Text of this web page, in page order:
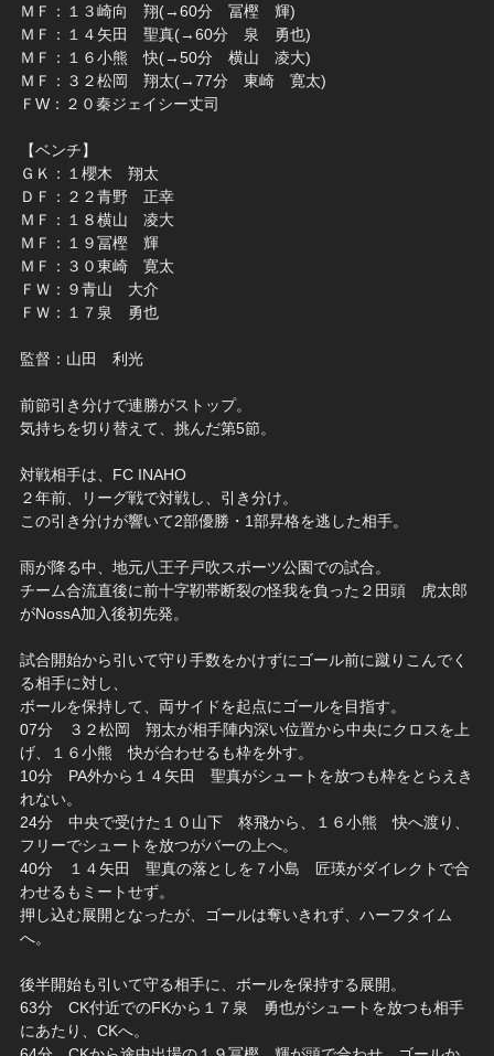
ＭＦ：１３崎向 翔(→60分 冨樫 輝)
ＭＦ：１４矢田 聖真(→60分 泉 勇也)
ＭＦ：１６小熊 快(→50分 横山 凌大)
ＭＦ：３２松岡 翔太(→77分 東崎 寛太)
ＦW：２０秦ジェイシー丈司
【ベンチ】
ＧＫ：１櫻木 翔太
ＤＦ：２２青野 正幸
ＭＦ：１８横山 凌大
ＭＦ：１９冨樫 輝
ＭＦ：３０東崎 寛太
ＦＷ：９青山 大介
ＦＷ：１７泉 勇也
監督：山田 利光
前節引き分けで連勝がストップ。
気持ちを切り替えて、挑んだ第5節。
対戦相手は、FC INAHO
２年前、リーグ戦で対戦し、引き分け。
この引き分けが響いて2部優勝・1部昇格を逃した相手。
雨が降る中、地元八王子戸吹スポーツ公園での試合。
チーム合流直後に前十字靭帯断裂の怪我を負った２田頭 虎太郎
がNossA加入後初先発。
試合開始から引いて守り手数をかけずにゴール前に蹴りこんでく
る相手に対し、
ボールを保持して、両サイドを起点にゴールを目指す。
07分 ３２松岡 翔太が相手陣内深い位置から中央にクロスを上
げ、１６小熊 快が合わせるも枠を外す。
10分 PA外から１４矢田 聖真がシュートを放つも枠をとらえき
れない。
24分 中央で受けた１０山下 柊飛から、１６小熊 快へ渡り、
フリーでシュートを放つがバーの上へ。
40分 １４矢田 聖真の落としを７小島 匠瑛がダイレクトで合
わせるもミートせず。
押し込む展開となったが、ゴールは奪いきれず、ハーフタイム
へ。
後半開始も引いて守る相手に、ボールを保持する展開。
63分 CK付近でのFKから１７泉 勇也がシュートを放つも相手
にあたり、CKへ。